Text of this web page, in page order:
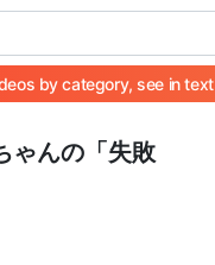
by category, see in text
ゃんの「失敗